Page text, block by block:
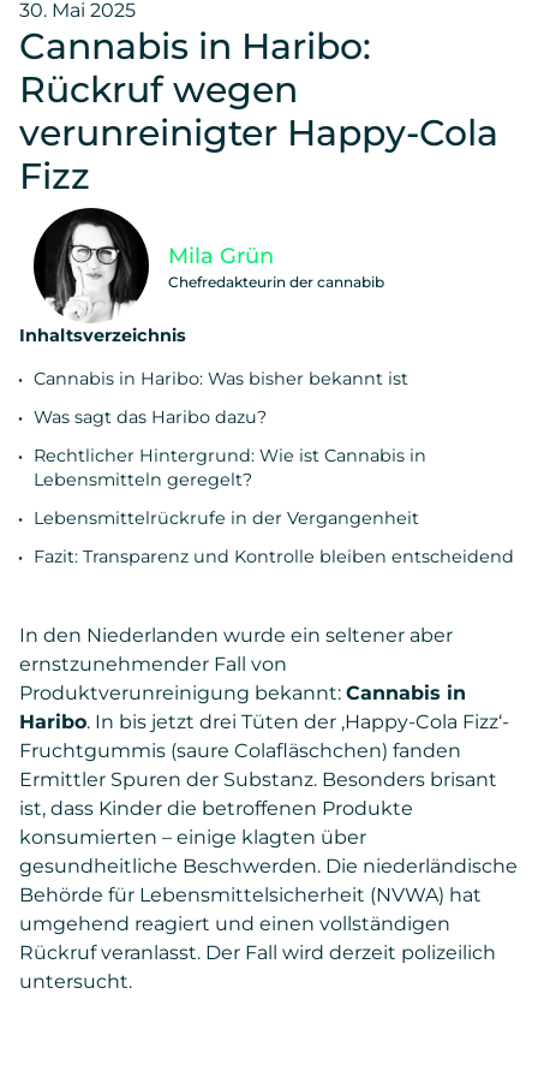
30. Mai 2025
Cannabis in Haribo:
Rückruf wegen
verunreinigter Happy-Cola
Fizz
Inhaltsverzeichnis
Cannabis in Haribo: Was bisher bekannt ist
Was sagt das Haribo dazu?
Rechtlicher Hintergrund: Wie ist Cannabis in
Lebensmitteln geregelt?
Lebensmittelrückrufe in der Vergangenheit
Fazit: Transparenz und Kontrolle bleiben entscheidend
Mila Grün
Chefredakteurin der cannabib
In den Niederlanden wurde ein seltener aber
ernstzunehmender Fall von
Produktverunreinigung bekannt: Cannabis in
Haribo. In bis jetzt drei Tüten der ‚Happy-Cola Fizz‘-
Fruchtgummis (saure Colafläschchen) fanden
Ermittler Spuren der Substanz. Besonders brisant
ist, dass Kinder die betroffenen Produkte
konsumierten – einige klagten über
gesundheitliche Beschwerden. Die niederländische
Behörde für Lebensmittelsicherheit (NVWA) hat
umgehend reagiert und einen vollständigen
Rückruf veranlasst. Der Fall wird derzeit polizeilich
untersucht.